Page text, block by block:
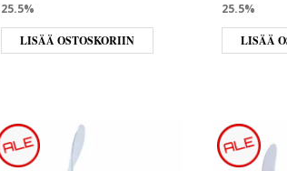
25.5%
LISÄÄ OSTOSKORIIN
25.5%
LISÄÄ